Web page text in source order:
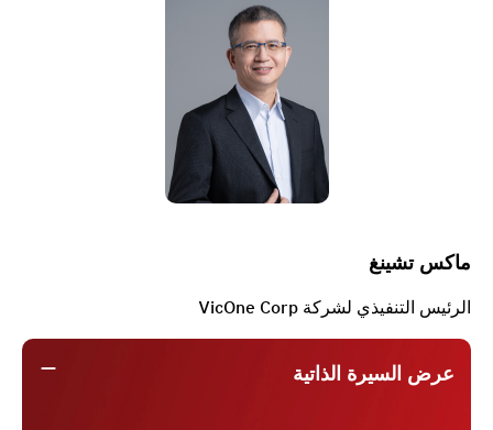
ماكس تشينغ
الرئيس التنفيذي لشركة VicOne Corp
عرض السيرة الذاتية remove